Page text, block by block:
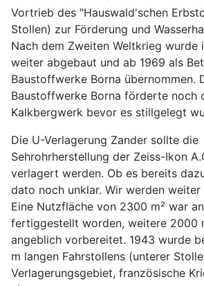
Vortrieb des "Hauswald'schen
Stollen) zur Förderung und
Nach dem Zweiten Weltkrieg wurde
weiter abgebaut und ab 1969 als
Baustoffwerke Borna übernommen.
Baustoffwerke Borna förderte noch
Kalkbergwerk bevor es stillgelegt
Die U-Verlagerung Zander sollte die
Sehrohrherstellung der Zeiss-Ikon
verlagert werden. Ob es bereits
dato noch unklar. Wir werden weiter
Eine Nutzfläche von 2300 m² war
fertiggestellt worden, weitere 2000
angeblich vorbereitet. 1943 wurde
m langen Fahrstollens (unterer
Verlagerungsgebiet, französische